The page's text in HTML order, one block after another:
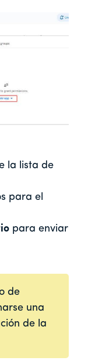
la lista de
para el
para enviar
de
una
de la